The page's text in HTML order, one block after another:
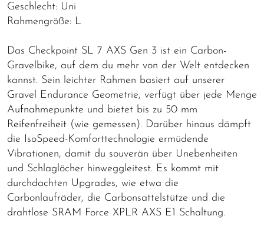
Geschlecht: Uni
Rahmengröße: L
Das Checkpoint SL 7 AXS Gen 3 ist ein Carbon-
Gravelbike, auf dem du mehr von der Welt entdecken
kannst. Sein leichter Rahmen basiert auf unserer
Gravel Endurance Geometrie, verfügt über jede Menge
Aufnahmepunkte und bietet bis zu 50 mm
Reifenfreiheit (wie gemessen). Darüber hinaus dämpft
die IsoSpeed-Komforttechnologie ermüdende
Vibrationen, damit du souverän über Unebenheiten
und Schlaglöcher hinweggleitest. Es kommt mit
durchdachten Upgrades, wie etwa die
Carbonlaufräder, die Carbonsattelstütze und die
drahtlose SRAM Force XPLR AXS E1 Schaltung.